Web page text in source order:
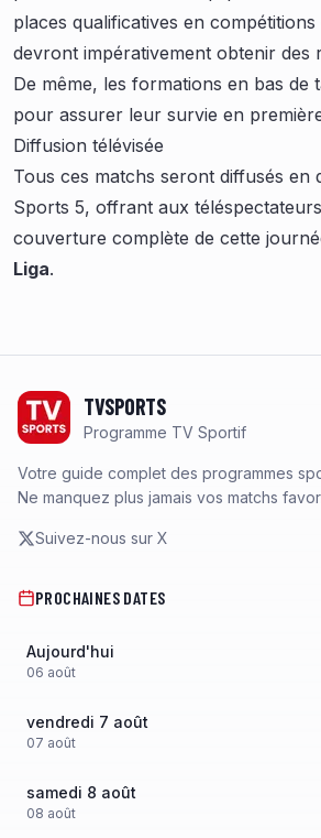
places qualificatives en
devront impérativement obtenir des
De même, les formations en bas de
pour assurer leur survie en
Diffusion télévisée
Tous ces matchs seront diffusés en
Sports 5, offrant aux
couverture complète de cette
Liga.
TVSPORTS
Programme TV Sportif
Votre guide complet des programmes
Ne manquez plus jamais vos matchs
Suivez-nous sur X
PROCHAINES DATES
Aujourd'hui
06 août
vendredi 7 août
07 août
samedi 8 août
08 août